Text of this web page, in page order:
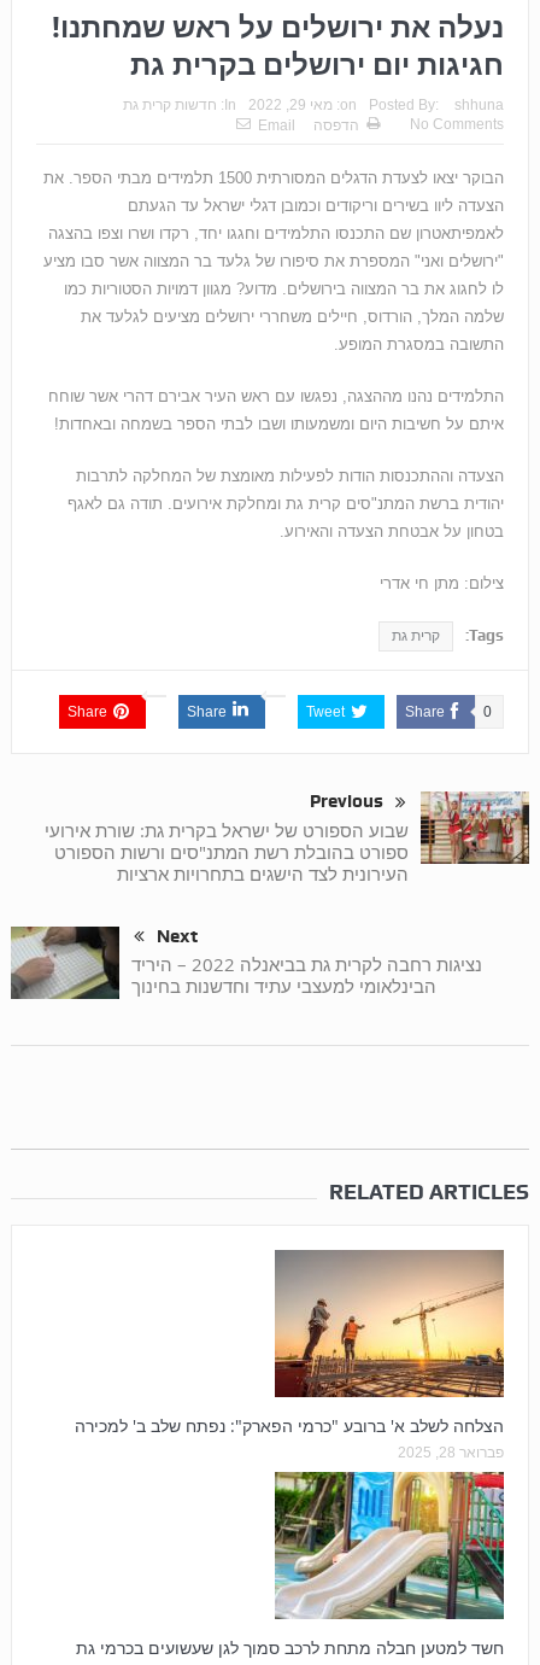
נעלה את ירושלים על ראש שמחתנו!
חגיגות יום ירושלים בקרית גת
Posted By: shhuna
on: מאי 29, 2022 In:
חדשות קרית גת
No Comments
הדפסה Email
הבוקר יצאו לצעדת הדגלים המסורתית 1500 תלמידים מבתי הספר. את
הצעדה ליוו בשירים וריקודים וכמובן דגלי ישראל עד הגעתם
לאמפיתאטרון שם התכנסו התלמידים וחגגו יחד, רקדו ושרו וצפו בהצגה
"ירושלים ואני" המספרת את סיפורו של גלעד בר המצווה אשר סבו מציע
לו לחגוג את בר המצווה בירושלים. מדוע? מגוון דמויות הסטוריות כמו
שלמה המלך, הורדוס, חיילים משחררי ירושלים מציעים לגלעד את
התשובה במסגרת המופע.
התלמידים נהנו מההצגה, נפגשו עם ראש העיר אבירם דהרי אשר שוחח
איתם על חשיבות היום ומשמעותו ושבו לבתי הספר בשמחה ובאחדות!
הצעדה וההתכנסות הודות לפעילות מאומצת של המחלקה לתרבות
יהודית ברשת המתנ"סים קרית גת ומחלקת אירועים. תודה גם לאגף
בטחון על אבטחת הצעדה והאירוע.
צילום: מתן חי אדרי
Tags: קרית גת
Share 0
Tweet
Share
Share
Previous
שבוע הספורט של ישראל בקרית גת: שורת אירועי
ספורט בהובלת רשת המתנ"סים ורשות הספורט
העירונית לצד הישגים בתחרויות ארציות
Next
נציגות רחבה לקרית גת בביאנלה 2022 – היריד
הבינלאומי למעצבי עתיד וחדשנות בחינוך
RELATED ARTICLES
הצלחה לשלב א' ברובע "כרמי הפארק": נפתח שלב ב' למכירה
פברואר 28, 2025
חשד למטען חבלה מתחת לרכב סמוך לגן שעשועים בכרמי גת